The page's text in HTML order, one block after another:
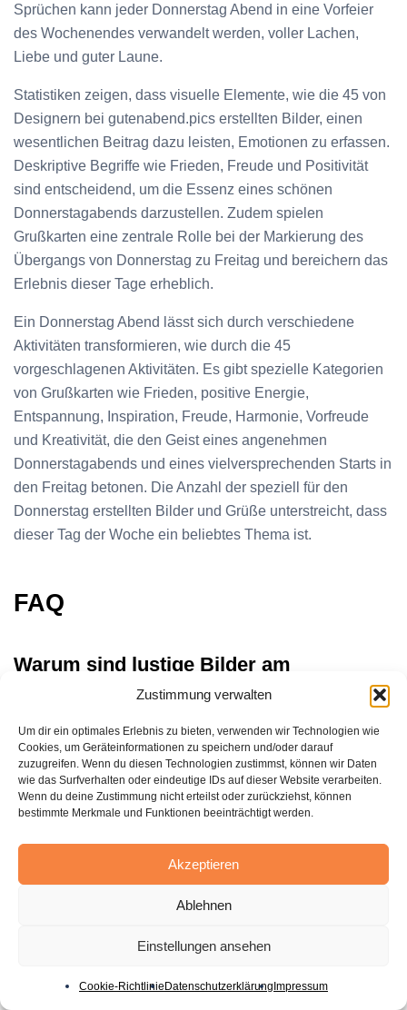
Zustimmung verwalten
Um dir ein optimales Erlebnis zu bieten, verwenden wir Technologien wie
Cookies, um Geräteinformationen zu speichern und/oder darauf
zuzugreifen. Wenn du diesen Technologien zustimmst, können wir Daten
wie das Surfverhalten oder eindeutige IDs auf dieser Website verarbeiten.
Wenn du deine Zustimmung nicht erteilst oder zurückziehst, können
bestimmte Merkmale und Funktionen beeinträchtigt werden.
Akzeptieren
Ablehnen
Einstellungen ansehen
Cookie-Richtlinie Datenschutzerklärung Impressum
Sprüchen kann jeder Donnerstag Abend in eine Vorfeier
des Wochenendes verwandelt werden, voller Lachen,
Liebe und guter Laune.
Statistiken zeigen, dass visuelle Elemente, wie die 45 von
Designern bei gutenabend.pics erstellten Bilder, einen
wesentlichen Beitrag dazu leisten, Emotionen zu erfassen.
Deskriptive Begriffe wie Frieden, Freude und Positivität
sind entscheidend, um die Essenz eines schönen
Donnerstagabends darzustellen. Zudem spielen
Grußkarten eine zentrale Rolle bei der Markierung des
Übergangs von Donnerstag zu Freitag und bereichern das
Erlebnis dieser Tage erheblich.
Ein Donnerstag Abend lässt sich durch verschiedene
Aktivitäten transformieren, wie durch die 45
vorgeschlagenen Aktivitäten. Es gibt spezielle Kategorien
von Grußkarten wie Frieden, positive Energie,
Entspannung, Inspiration, Freude, Harmonie, Vorfreude
und Kreativität, die den Geist eines angenehmen
Donnerstagabends und eines vielversprechenden Starts in
den Freitag betonen. Die Anzahl der speziell für den
Donnerstag erstellten Bilder und Grüße unterstreicht, dass
dieser Tag der Woche ein beliebtes Thema ist.
FAQ
Warum sind lustige Bilder am
Donnerstagabend so beliebt?
Lustige Bilder beleben die Vorfreude auf das kommende
Wochenende und verbessern die allgemeine Stimmung.
Sie geben dem Donnerstagabend eine positive Note und
laden zum gemeinsamen Lachen ein.
Welche Vorteile bringen humorvolle
Donnerstagabend Bilder mit sich?
und stärken die sozialen Bindungen durch das Teilen von